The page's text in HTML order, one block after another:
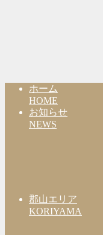
ホーム
HOME
お知らせ
NEWS
郡山エリア
KORIYAMA